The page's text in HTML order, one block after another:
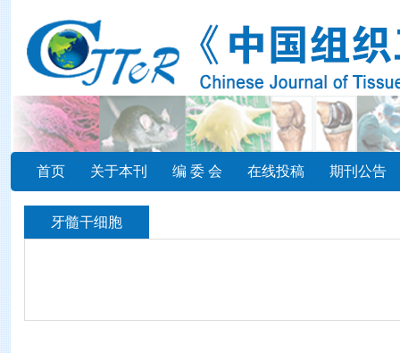
首页 关于本刊 编 委 会 在线投稿 期刊公告
牙髓干细胞